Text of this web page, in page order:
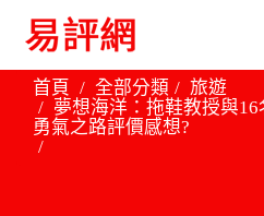
首頁 全部分類
旅遊
夢想海洋：拖鞋教授與
勇氣之路評價感想?